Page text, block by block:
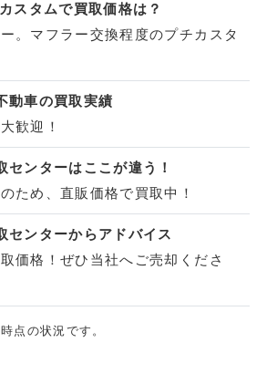
スタムで買取価格は？
。マフラー交換程度のプチカスタ
動車の買取実績
歓迎！
センターはここが違う！
ため、直販価格で買取中！
センターからアドバイス
価格！ぜひ当社へご売却くださ
点の状況です。